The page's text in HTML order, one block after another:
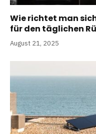
Wie richtet man
für den täglichen
August 21, 2025